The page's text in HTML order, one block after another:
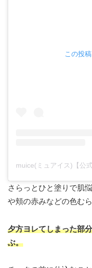
この投
さらっとひと塗りで肌
や頬の赤みなどの色む
夕方ヨレてしまった部
ぶ。